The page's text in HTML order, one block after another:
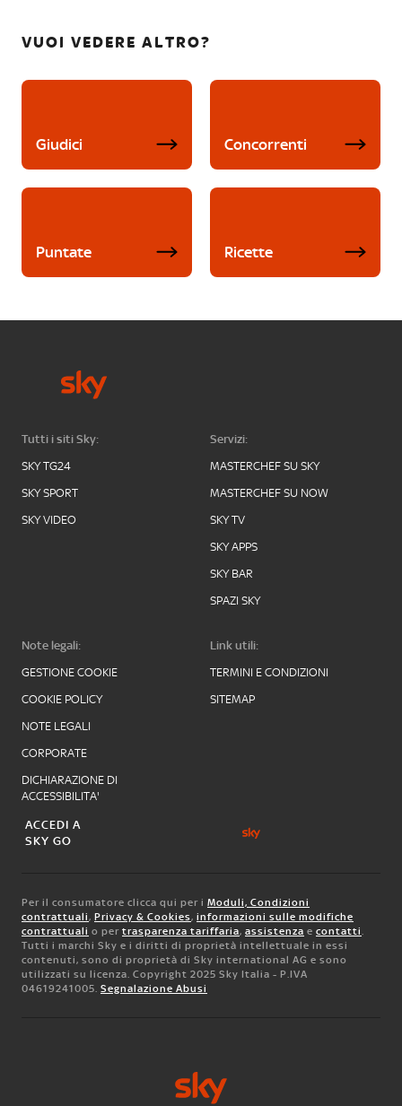
VUOI VEDERE ALTRO?
Giudici Concorrenti
Puntate Ricette
Tutti i siti Sky:
SKY TG24
SKY SPORT
SKY VIDEO
Servizi:
MASTERCHEF SU SKY
MASTERCHEF SU NOW
SKY TV
SKY APPS
SKY BAR
SPAZI SKY
Note legali:
GESTIONE COOKIE
COOKIE POLICY
NOTE LEGALI
CORPORATE
DICHIARAZIONE DI
ACCESSIBILITA'
Link utili:
TERMINI E CONDIZIONI
SITEMAP
ACCEDI A
SKY GO
Per il consumatore clicca qui per i Moduli, Condizioni
contrattuali, Privacy & Cookies, informazioni sulle modifiche
contrattuali o per trasparenza tariffaria, assistenza e contatti.
Tutti i marchi Sky e i diritti di proprietà intellettuale in essi
contenuti, sono di proprietà di Sky international AG e sono
utilizzati su licenza. Copyright 2025 Sky Italia - P.IVA
04619241005. Segnalazione Abusi